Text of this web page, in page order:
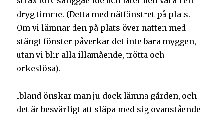
dryg timme. (Detta med nätfönstret på plats.
Om vi lämnar den på plats över natten med
stängt fönster påverkar det inte bara myggen,
utan vi blir alla illamående, trötta och
orkeslösa).
Ibland önskar man ju dock lämna gården, och
det är besvärligt att släpa med sig ovanstående